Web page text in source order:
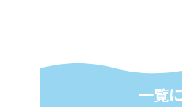
一覧